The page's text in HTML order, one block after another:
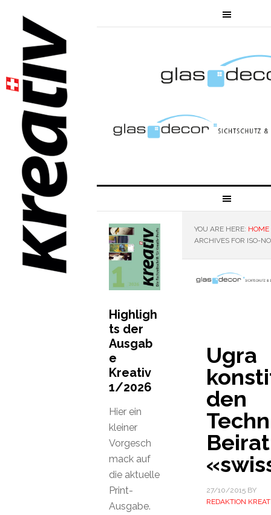
YOU ARE HERE: HOME
ARCHIVES FOR ISO-
Ugra
den
Beirat
27/10/2015BY
REDAKTION
Highligh
ts der
Ausgab
e
Kreativ
1/2026
Hier ein
kleiner
Vorgesch
mack auf
die aktuelle
Print-
Ausgabe.